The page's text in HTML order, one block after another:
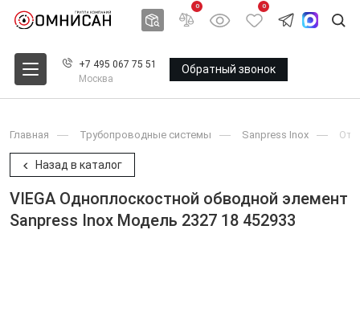
0 0
+7 495 067 75 51
Москва
Обратный звонок
Главная Трубопроводные системы Sanpress Inox
Назад в каталог
VIEGA Одноплоскостной обводной элемент
Sanpress Inox Модель 2327 18 452933